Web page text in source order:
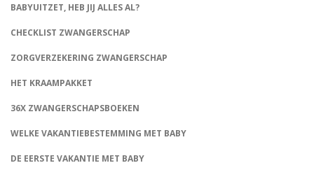
BABYUITZET, HEB JIJ ALLES AL?
CHECKLIST ZWANGERSCHAP
ZORGVERZEKERING ZWANGERSCHAP
HET KRAAMPAKKET
36X ZWANGERSCHAPSBOEKEN
WELKE VAKANTIEBESTEMMING MET BABY
DE EERSTE VAKANTIE MET BABY